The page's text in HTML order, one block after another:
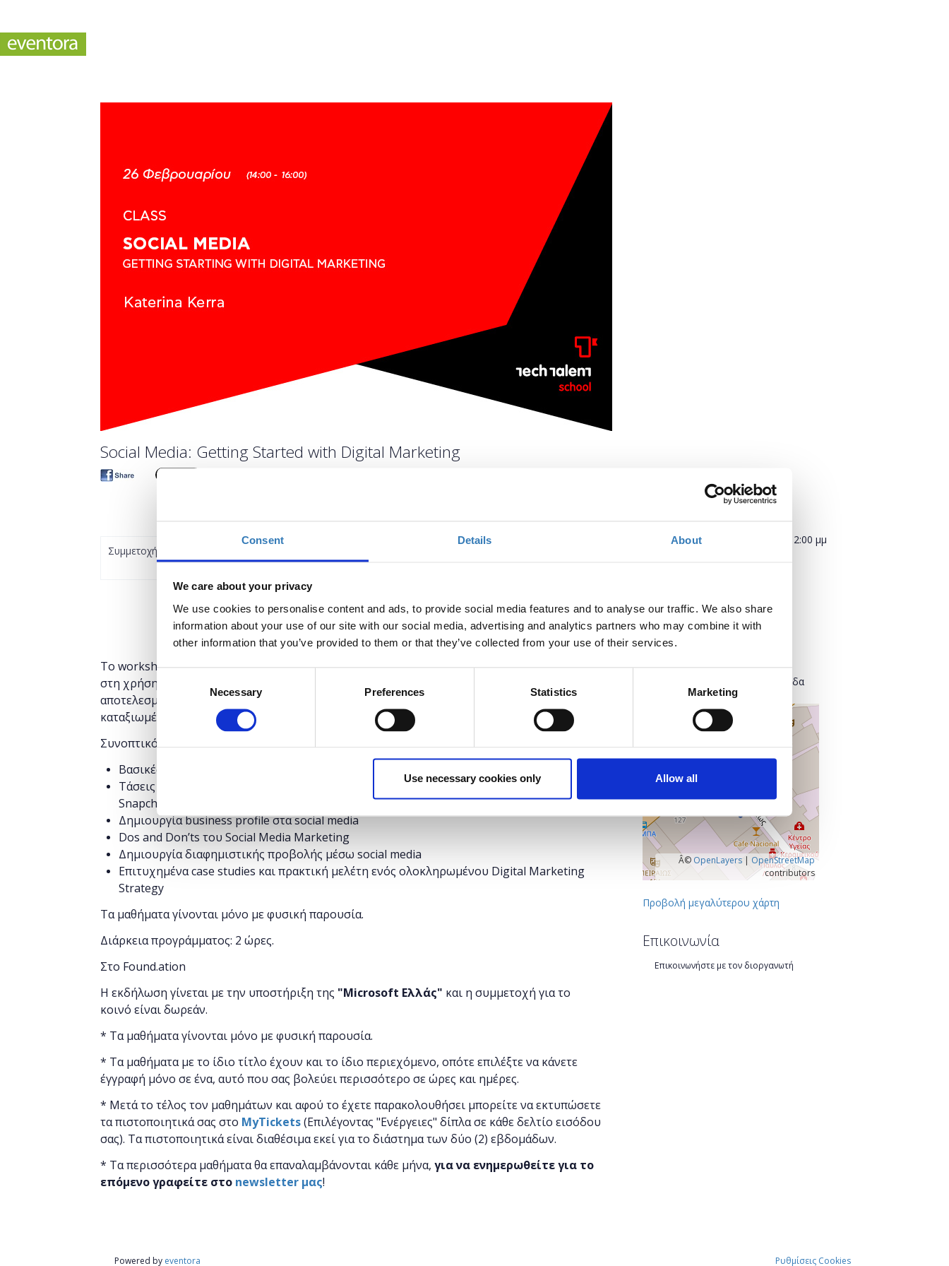
Consent Details About
We care about your privacy
We use cookies to personalise content and ads, to provide social media features and to analyse our traffic. We also share
information about your use of our site with our social media, advertising and analytics partners who may combine it with
other information that you’ve provided to them or that they’ve collected from your use of their services.
Selection
Necessary Preferences Statistics Marketing
Use necessary cookies only Allow all
Social Media: Getting Started with Digital Marketing
Ποσότητα
Συμμετοχή
Το workshop έχει στόχο να δώσει την δυνατότητα στους συμμετέχοντες να εκπαιδευτούν
στη χρήση σημαντικών μέσων κοινωνικής δικτύωσης, να μάθουν τον τρόπο μέτρησης της
αποτελεσματικότητας του Digital Marketing και να δουν βέλτιστες πρακτικές απο
καταξιωμένα brands.
Συνοπτικό πρόγραμμα:
Βασικές Έννοιες Digital Marketing
Τάσεις των Social Media στην Ελλάδα σήμερα και διεθνώς: Facebook, Linkedln,Twitter,
Snapchat, Instagram, YouTube
Δημιουργία business profile στα social media
Dos and Don’ts του Social Media Marketing
Δημιουργία διαφημιστικής προβολής μέσω social media
Επιτυχημένα case studies και πρακτική μελέτη ενός ολοκληρωμένου Digital Marketing
Strategy
Τα μαθήματα γίνονται μόνο με φυσική παρουσία.
Διάρκεια προγράμματος: 2 ώρες.
Στο Found.ation
Η εκδήλωση γίνεται με την υποστήριξη της "Microsoft Ελλάς" και η συμμετοχή για το
κοινό είναι δωρεάν.
* Τα μαθήματα γίνονται μόνο με φυσική παρουσία.
* Τα μαθήματα με το ίδιο τίτλο έχουν και το ίδιο περιεχόμενο, οπότε επιλέξτε να κάνετε
έγγραφή μόνο σε ένα, αυτό που σας βολεύει περισσότερο σε ώρες και ημέρες.
* Μετά το τέλος τον μαθημάτων και αφού το έχετε παρακολουθήσει μπορείτε να εκτυπώσετε
τα πιστοποιητικά ​σας στο MyTickets(Επιλέγοντας "Ενέργειες" δίπλα σε κάθε δελτίο εισόδου
σας). Τα πιστοποιητικά είναι διαθέσιμα εκεί για το διάστημα των δύο (2) εβδομάδων.
* Τα περισσότερα μαθήματα θα επαναλαμβάνονται κάθε μήνα, για να ενημερωθείτε για το
επόμενο γραφείτε στο newsletter μας!
Πότε;
Δευτέρα, 26 Φεβρουαρίου 2018 2:00 μμ
Πού;
Found.ation
118 54 Αθήνα
Κεντρικός Τομέας Αθηνών, Ελλάδα
Â© OpenLayers| OpenStreetMap
contributors
Προβολή μεγαλύτερου χάρτη
Επικοινωνία
Επικοινωνήστε με τον διοργανωτή
Powered by eventora Ρυθμίσεις Cookies